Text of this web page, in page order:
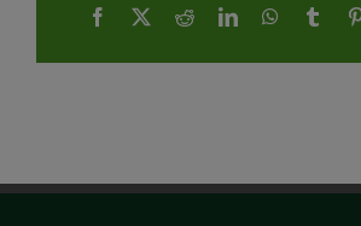
Facebook
X RedditLinkedInWhatsApp